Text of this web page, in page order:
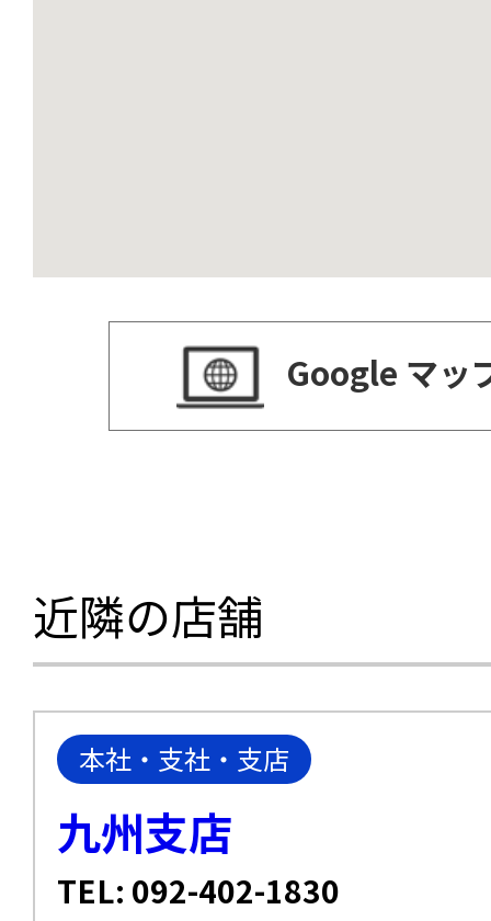
Google マッ
近隣の店舗
本社・支社・支店
九州支店
TEL: 092-402-1830